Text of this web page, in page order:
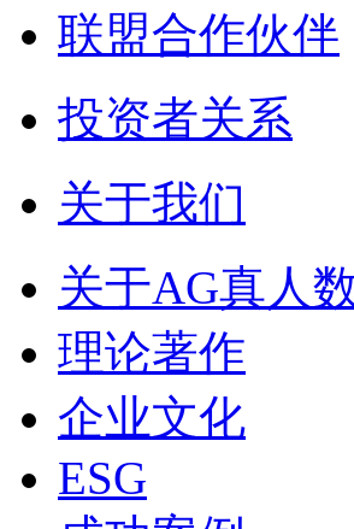
联盟合作伙伴
投资者关系
关于我们
关于AG真人
理论著作
企业文化
ESG